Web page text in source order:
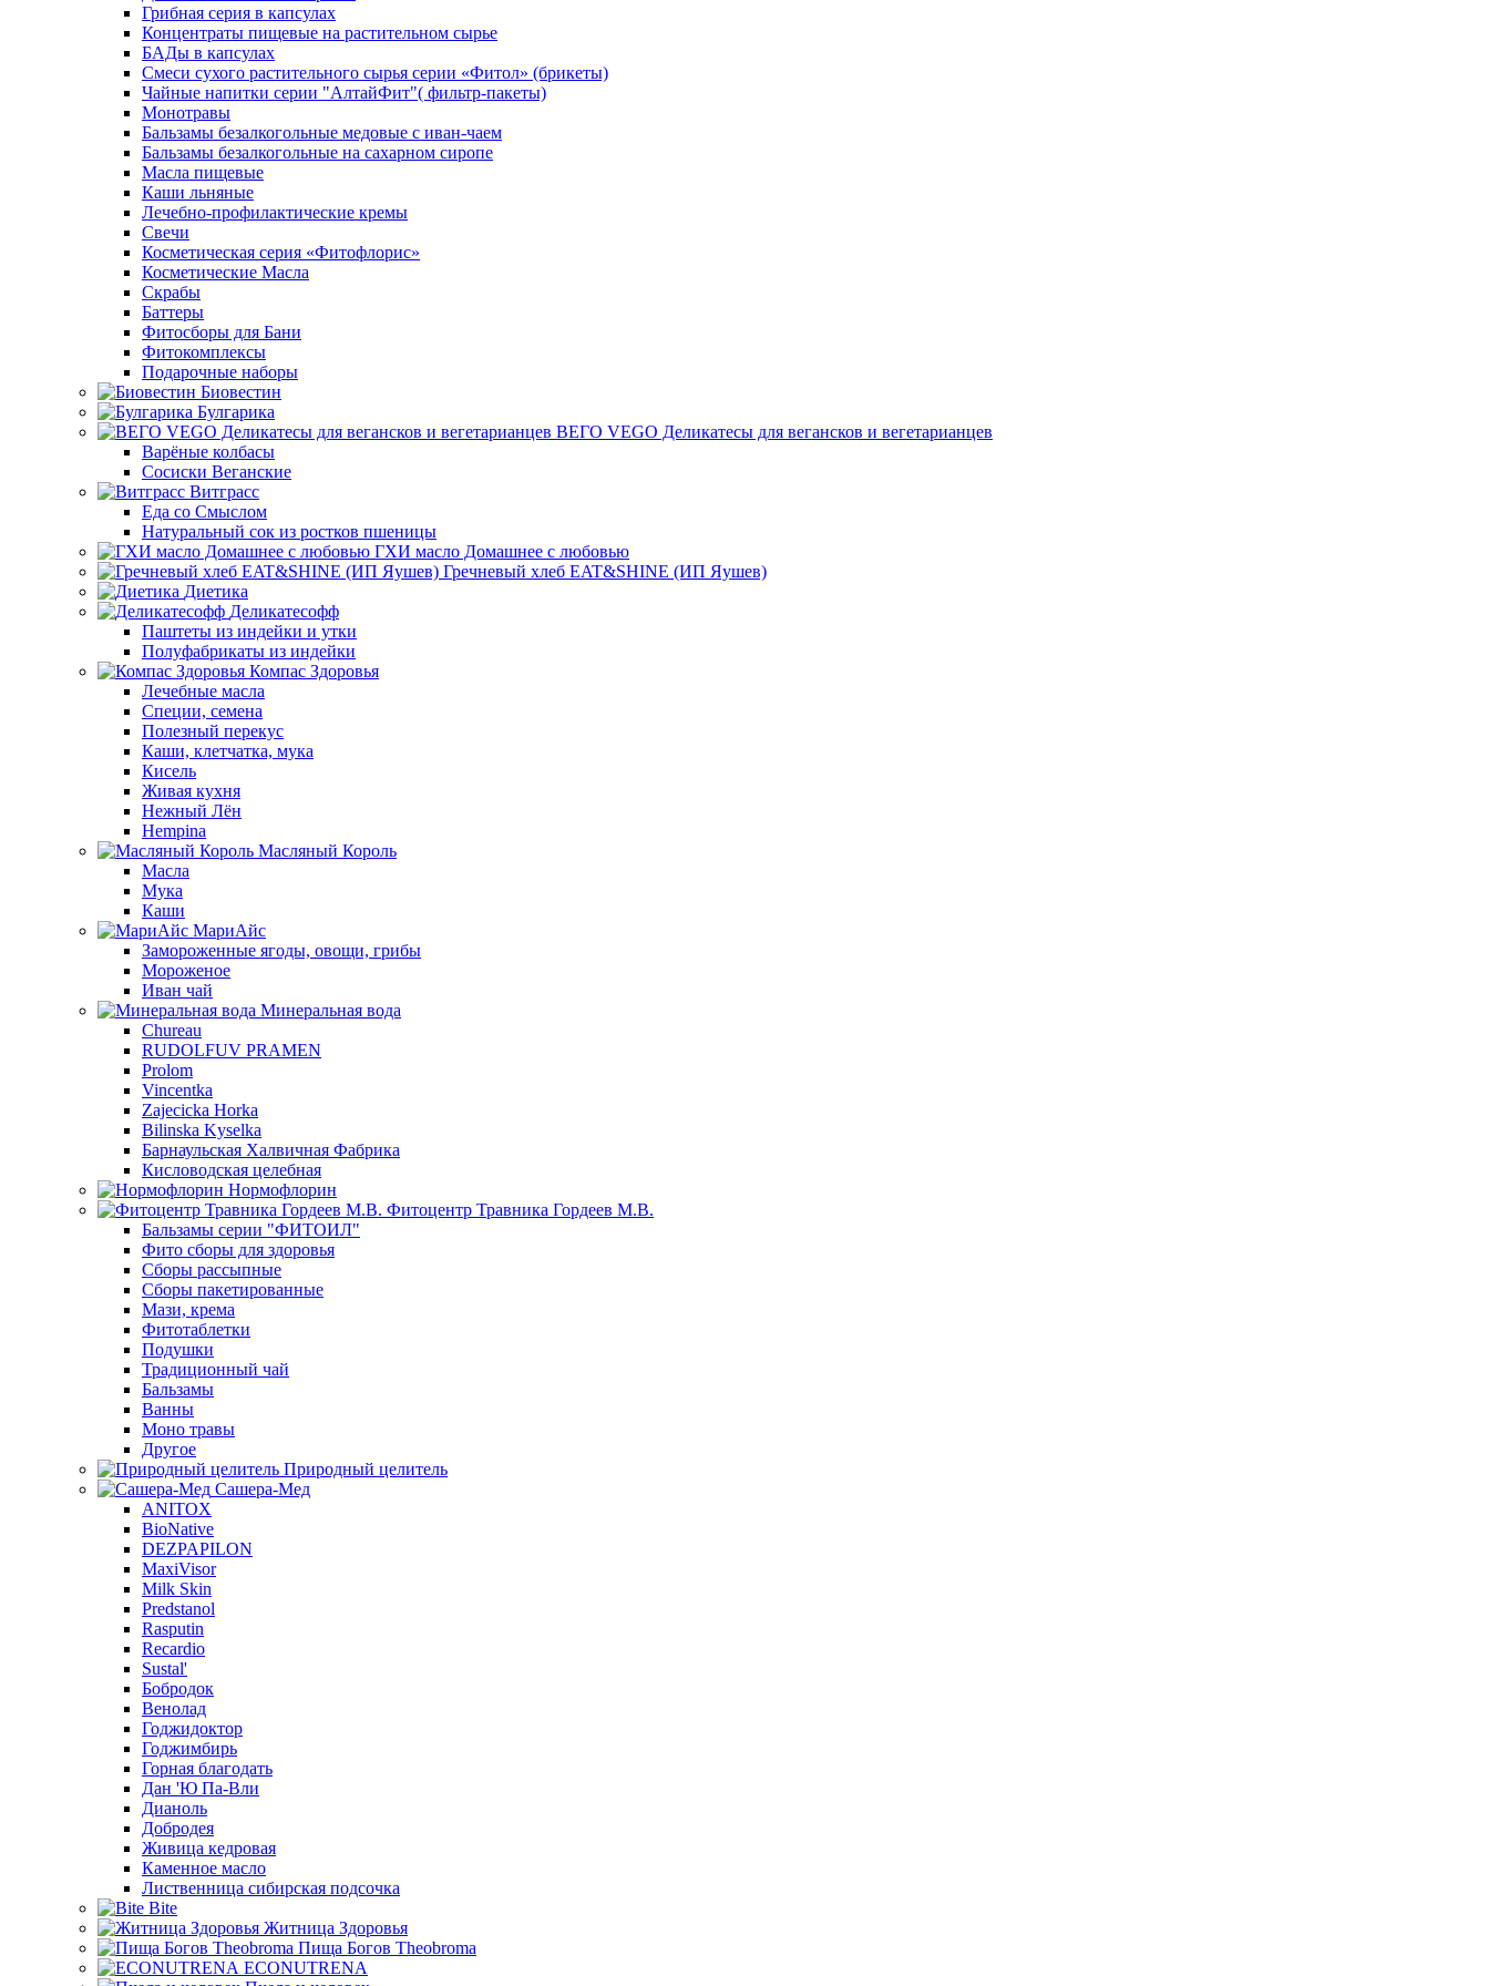
Грибная серия в капсулах
Концентраты пищевые на растительном сырье
БАДы в капсулах
Смеси сухого растительного сырья серии «Фитол» (брикеты)
Чайные напитки серии "АлтайФит"( фильтр-пакеты)
Монотравы
Бальзамы безалкогольные медовые с иван-чаем
Бальзамы безалкогольные на сахарном сиропе
Масла пищевые
Каши льняные
Лечебно-профилактические кремы
Свечи
Косметическая серия «Фитофлорис»
Косметические Масла
Скрабы
Баттеры
Фитосборы для Бани
Фитокомплексы
Подарочные наборы
Биовестин
Булгарика
ВЕГО VEGO Деликатесы для вегансков и вегетарианцев
Варёные колбасы
Сосиски Веганские
Витграсс
Еда со Смыслом
Натуральный сок из ростков пшеницы
ГХИ масло Домашнее с любовью
Гречневый хлеб EAT&SHINE (ИП Яушев)
Диетика
Деликатесофф
Паштеты из индейки и утки
Полуфабрикаты из индейки
Компас Здоровья
Лечебные масла
Специи, семена
Полезный перекус
Каши, клетчатка, мука
Кисель
Живая кухня
Нежный Лён
Hempina
Масляный Король
Масла
Мука
Каши
МариАйс
Замороженные ягоды, овощи, грибы
Мороженое
Иван чай
Минеральная вода
Chureau
RUDOLFUV PRAMEN
Prolom
Vincentka
Zajecicka Horka
Bilinska Kyselka
Барнаульская Халвичная Фабрика
Кисловодская целебная
Нормофлорин
Фитоцентр Травника Гордеев М.В.
Бальзамы серии "ФИТОИЛ"
Фито сборы для здоровья
Сборы рассыпные
Сборы пакетированные
Мази, крема
Фитотаблетки
Подушки
Традиционный чай
Бальзамы
Ванны
Моно травы
Другое
Природный целитель
Сашера-Мед
ANITOX
BioNative
DEZPAPILON
MaxiVisor
Milk Skin
Predstanol
Rasputin
Recardio
Sustal'
Бобродок
Венолад
Годжидоктор
Годжимбирь
Горная благодать
Дан 'Ю Па-Вли
Дианоль
Добродея
Живица кедровая
Каменное масло
Лиственница сибирская подсочка
Bite
Житница Здоровья
Пища Богов Theobroma
ECONUTRENA